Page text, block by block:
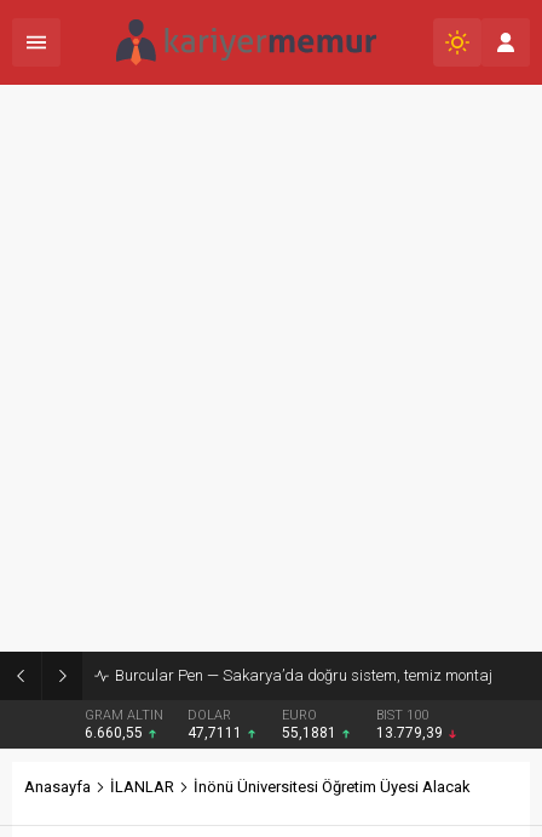
Burcular Pen — Sakarya’da doğru sistem, temiz montaj
GRAM ALTIN
6.660,55
DOLAR
47,7111
EURO
55,1881
BIST 100
13.779,39
Anasayfa İLANLAR İnönü Üniversitesi Öğretim Üyesi Alacak